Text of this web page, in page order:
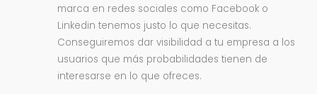
marca en redes sociales como Facebook o
Linkedin tenemos justo lo que necesitas.
Conseguiremos dar visibilidad a tu empresa a los
usuarios que más probabilidades tienen de
interesarse en lo que ofreces.